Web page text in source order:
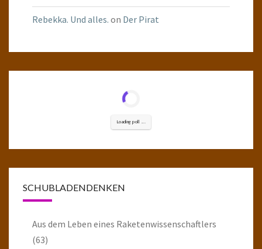
Rebekka. Und alles. on Der Pirat
Loading poll ...
SCHUBLADENDENKEN
Aus dem Leben eines Raketenwissenschaftlers
(63)